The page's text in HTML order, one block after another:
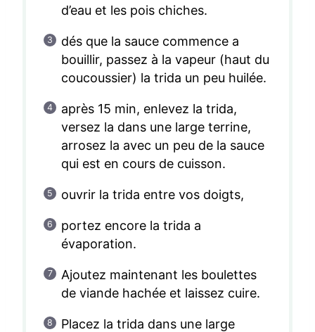
d’eau et les pois chiches.
dés que la sauce commence a
bouillir, passez à la vapeur (haut du
coucoussier) la trida un peu huilée.
après 15 min, enlevez la trida,
versez la dans une large terrine,
arrosez la avec un peu de la sauce
qui est en cours de cuisson.
ouvrir la trida entre vos doigts,
portez encore la trida a
évaporation.
Ajoutez maintenant les boulettes
de viande hachée et laissez cuire.
Placez la trida dans une large